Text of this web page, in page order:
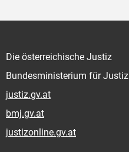
Die österreichische Justiz
Bundesministerium für Justiz
justiz.gv.at
bmj.gv.at
justizonline.gv.at